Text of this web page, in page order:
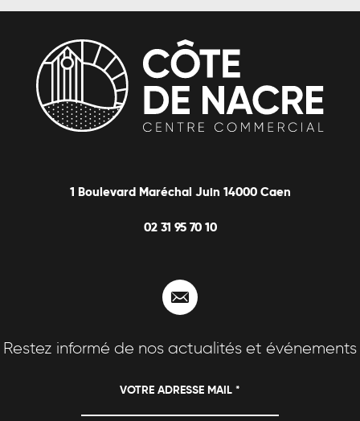
1 Boulevard Maréchal Juin 14000 Caen
02 31 95 70 10
Restez informé de nos actualités et événements